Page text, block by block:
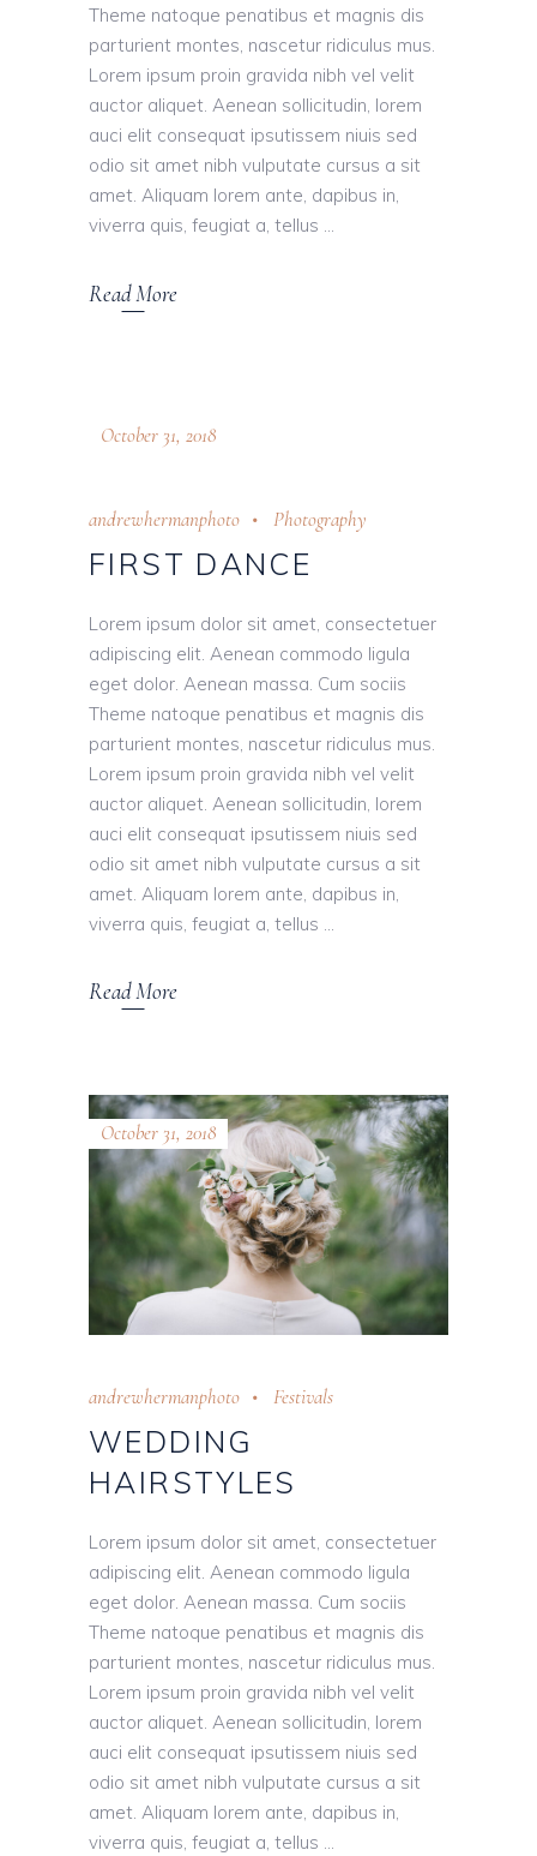
Theme natoque penatibus et magnis dis
parturient montes, nascetur ridiculus mus.
Lorem ipsum proin gravida nibh vel velit
auctor aliquet. Aenean sollicitudin, lorem
auci elit consequat ipsutissem niuis sed
odio sit amet nibh vulputate cursus a sit
amet. Aliquam lorem ante, dapibus in,
viverra quis, feugiat a, tellus
Read More
October 31, 2018
andrewhermanphoto Photography
FIRST DANCE
Lorem ipsum dolor sit amet, consectetuer
adipiscing elit. Aenean commodo ligula
eget dolor. Aenean massa. Cum sociis
Theme natoque penatibus et magnis dis
parturient montes, nascetur ridiculus mus.
Lorem ipsum proin gravida nibh vel velit
auctor aliquet. Aenean sollicitudin, lorem
auci elit consequat ipsutissem niuis sed
odio sit amet nibh vulputate cursus a sit
amet. Aliquam lorem ante, dapibus in,
viverra quis, feugiat a, tellus
Read More
October 31, 2018
andrewhermanphoto Festivals
WEDDING
HAIRSTYLES
Lorem ipsum dolor sit amet, consectetuer
adipiscing elit. Aenean commodo ligula
eget dolor. Aenean massa. Cum sociis
Theme natoque penatibus et magnis dis
parturient montes, nascetur ridiculus mus.
Lorem ipsum proin gravida nibh vel velit
auctor aliquet. Aenean sollicitudin, lorem
auci elit consequat ipsutissem niuis sed
odio sit amet nibh vulputate cursus a sit
amet. Aliquam lorem ante, dapibus in,
viverra quis, feugiat a, tellus